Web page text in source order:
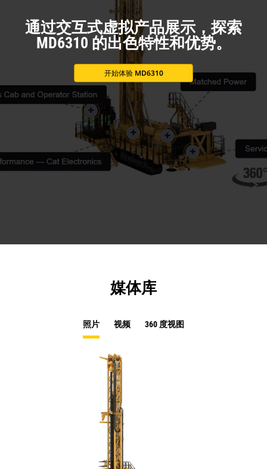
通过交互式虚拟产品展示，探索
MD6310 的出色特性和优势。
开始体验 MD6310
媒体库
照片 视频 360 度视图